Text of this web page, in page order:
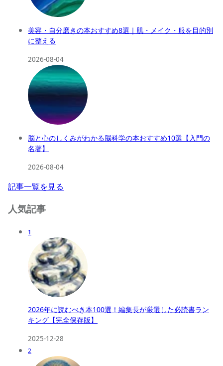
美容・自分磨きの本おすすめ8選｜肌・メイク・服を目的別
に整える
2026-08-04
脳と心のしくみがわかる脳科学の本おすすめ10選【入門の
名著】
2026-08-04
記事一覧を見る
人気記事
1
2026年に読むべき本100選！編集長が厳選した必読書ラン
キング【完全保存版】
2025-12-28
2